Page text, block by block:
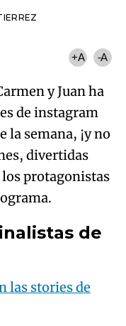
artículo
+A -A
y Juan ha
de instagram
la semana, ¡y no
divertidas
protagonistas
de
las stories de